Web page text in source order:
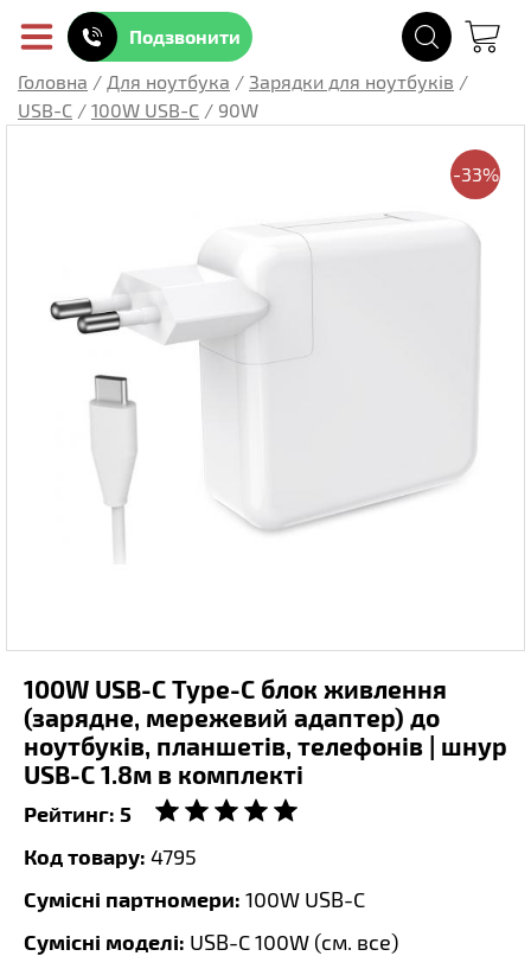
Подзвонити
Головна / Для ноутбука / Зарядки для ноутбуків /
USB-C / 100W USB-C / 90W
-33%
100W USB-C Type-C блок живлення
(зарядне, мережевий адаптер) до
ноутбуків, планшетів, телефонів | шнур
USB-C 1.8м в комплекті
Рейтинг: 5
Код товару: 4795
Сумісні партномери: 100W USB-C
Сумісні моделі: USB-C 100W (см. все)